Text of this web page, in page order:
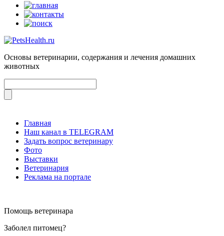
Основы ветеринарии, содержания и лечения домашних
животных
Главная
Наш канал в TELEGRAM
Задать вопрос ветеринару
Фото
Выставки
Ветеринария
Реклама на портале
Помощь ветеринара
Заболел питомец?